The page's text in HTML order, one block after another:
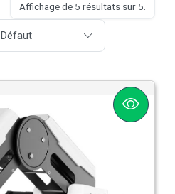
Affichage de 5 résultats sur 5.
Défaut